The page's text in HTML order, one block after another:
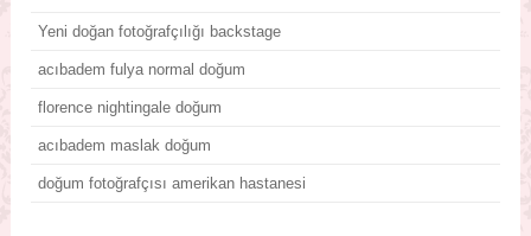
Yeni doğan fotoğrafçılığı backstage
acıbadem fulya normal doğum
florence nightingale doğum
acıbadem maslak doğum
doğum fotoğrafçısı amerikan hastanesi